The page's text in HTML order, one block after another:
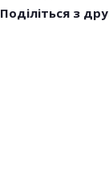
Поділіться з